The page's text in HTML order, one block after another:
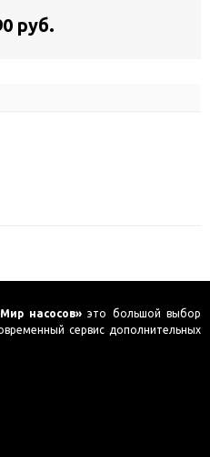
руб.
насосов» это большой выбор
сервис дополнительных